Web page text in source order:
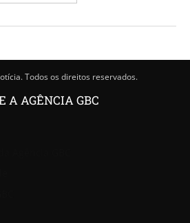
Todos os direitos reservados.
A AGÊNCIA GBC